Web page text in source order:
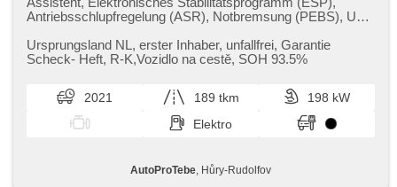
Antriebsschlupfregelung (ASR), Notbremsung (PEBS), Uhr
změny jízdního pruhu, asistent jízdy v jízdním pruhu,
Überwachung der Ermüdung des Fahrers, Servolenkung, 2-
täglich Leuchten, LED denní svícení, Alufelgen,
Bordcomputer, hlasové ovládání palubního počítače,
dotykové ovládání palubního počítače, digitální přístrojový
štít, volba jízdního režimu, elektronická ruční brzda,
Fahrkamera, bezklíčové startování, bezklíčové odemykání,
Ursprungsland NL,​ erster Inhaber,​ unfallfrei,​ Garantie
Scheck​- Heft,​ R​-K,​Vozidlo na cestě,​ SOH 93.5%
2021 189 tkm
198 kW
Elektro
AutoProTebe , Hůry-Rudolfov